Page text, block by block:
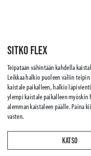
Sitko Flex
Teipataan vähintään kahdella
Leikkaa halkio puoleen väliin
kaistale paikalleen, halkio
ylempi kaistale paikalleen
alemman kaistaleen päälle. Paina
vasten.
KATSO